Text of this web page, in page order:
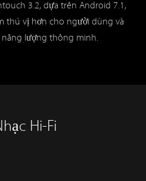
3.2, dựa trên Android 7.1,
thú vị hơn cho người dùng và
lượng thông minh.
Hi-Fi